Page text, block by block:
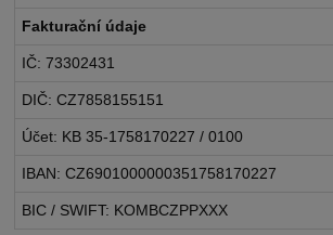
Fakturační údaje
IČ: 73302431
DIČ: CZ7858155151
Účet: KB 35-1758170227 / 0100
IBAN: CZ6901000000351758170227
BIC / SWIFT: KOMBCZPPXXX